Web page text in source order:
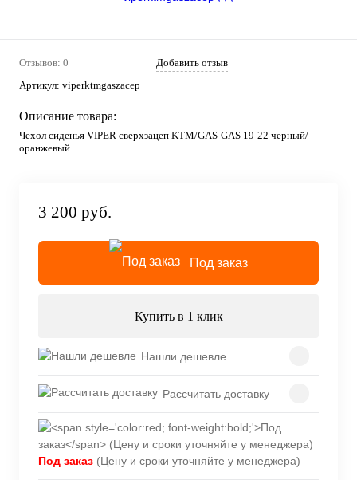
Отзывов: 0
Добавить отзыв
Артикул: viperktmgaszacep
Описание товара:
Чехол сиденья VIPER сверхзацеп KTM/GAS-GAS 19-22 черный/
оранжевый
3 200 руб.
Под заказ
Купить в 1 клик
Нашли дешевле
Рассчитать доставку
Под заказ (Цену и сроки уточняйте у менеджера)